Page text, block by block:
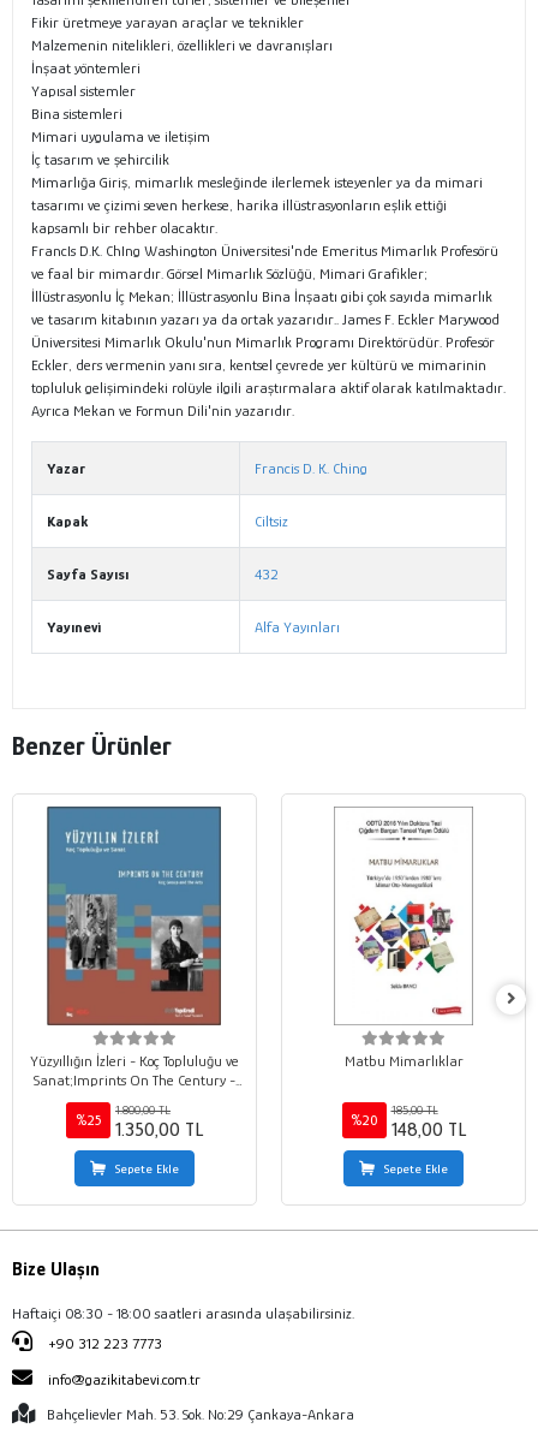
Fikir üretmeye yarayan araçlar ve teknikler
Malzemenin nitelikleri, özellikleri ve davranışları
İnşaat yöntemleri
Yapısal sistemler
Bina sistemleri
Mimari uygulama ve iletişim
İç tasarım ve şehircilik
Mimarlığa Giriş, mimarlık mesleğinde ilerlemek isteyenler ya da mimari
tasarımı ve çizimi seven herkese, harika illüstrasyonların eşlik ettiği
kapsamlı bir rehber olacaktır.
FrancIs D.K. ChIng Washington Üniversitesi'nde Emeritus Mimarlık Profesörü
ve faal bir mimardır. Görsel Mimarlık Sözlüğü, Mimari Grafikler;
İllüstrasyonlu İç Mekan; İllüstrasyonlu Bina İnşaatı gibi çok sayıda mimarlık
ve tasarım kitabının yazarı ya da ortak yazarıdır.. James F. Eckler Marywood
Üniversitesi Mimarlık Okulu'nun Mimarlık Programı Direktörüdür. Profesör
Eckler, ders vermenin yanı sıra, kentsel çevrede yer kültürü ve mimarinin
topluluk gelişimindeki rolüyle ilgili araştırmalara aktif olarak katılmaktadır.
Ayrıca Mekan ve Formun Dili'nin yazarıdır.
Yazar Francis D. K. Ching
Kapak Ciltsiz
Sayfa Sayısı 432
Yayınevi Alfa Yayınları
Benzer Ürünler
Yüzyıllığın İzleri - Koç Topluluğu ve
Sanat;Imprints On The Century -
Koç Group and the Arts
%25
1.800,00 TL
1.350,00 TL
Sepete Ekle
Matbu Mimarlıklar
%20
185,00 TL
148,00 TL
Sepete Ekle
Bize Ulaşın
Haftaiçi 08:30 - 18:00 saatleri arasında ulaşabilirsiniz.
+90 312 223 7773
info@gazikitabevi.com.tr
Bahçelievler Mah. 53. Sok. No:29 Çankaya-Ankara